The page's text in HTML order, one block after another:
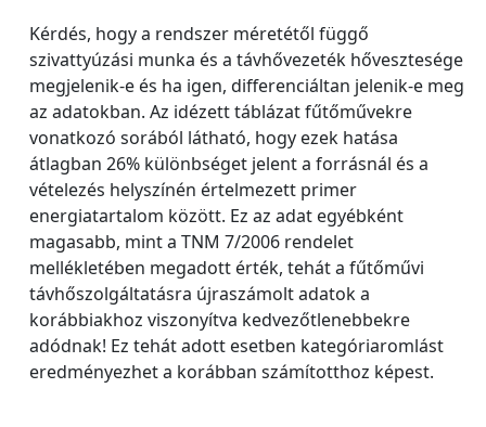
Kérdés, hogy a rendszer méretétől függő
szivattyúzási munka és a távhővezeték hővesztesége
megjelenik-e és ha igen, differenciáltan jelenik-e meg
az adatokban. Az idézett táblázat fűtőművekre
vonatkozó sorából látható, hogy ezek hatása
átlagban 26% különbséget jelent a forrásnál és a
vételezés helyszínén értelmezett primer
energiatartalom között. Ez az adat egyébként
magasabb, mint a TNM 7/2006 rendelet
mellékletében megadott érték, tehát a fűtőművi
távhőszolgáltatásra újraszámolt adatok a
korábbiakhoz viszonyítva kedvezőtlenebbekre
adódnak! Ez tehát adott esetben kategóriaromlást
eredményezhet a korábban számítotthoz képest.